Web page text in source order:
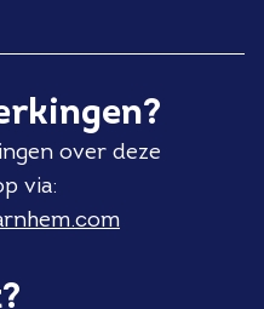
over deze
via: